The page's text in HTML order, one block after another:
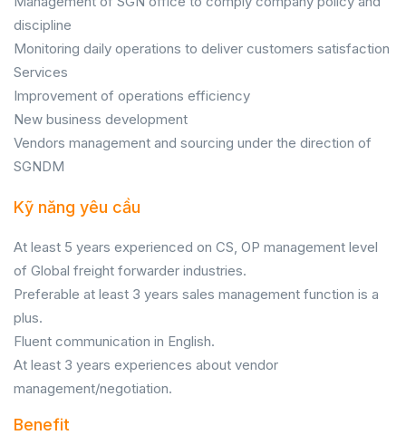
discipline
Monitoring daily operations to deliver customers satisfaction
Services
Improvement of operations efficiency
New business development
Vendors management and sourcing under the direction of
SGNDM
Kỹ năng yêu cầu
At least 5 years experienced on CS, OP management level
of Global freight forwarder industries.
Preferable at least 3 years sales management function is a
plus.
Fluent communication in English.
At least 3 years experiences about vendor
management/negotiation.
Benefit